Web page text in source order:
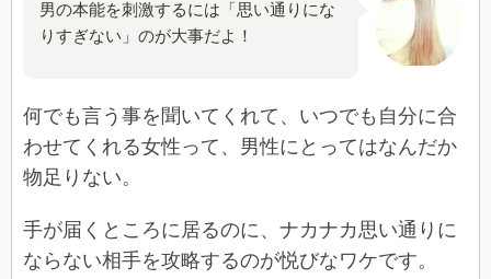
男の本能を刺激するには「思い通りにな
りすぎない」のが大事だよ！
何でも言う事を聞いてくれて、いつでも自分に合
わせてくれる女性って、男性にとってはなんだか
物足りない。
手が届くところに居るのに、ナカナカ思い通りに
ならない相手を攻略するのが悦びなワケです。